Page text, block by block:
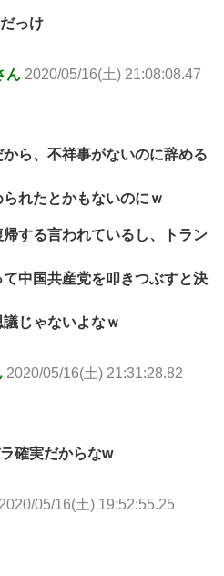
っけ
ん 2020/05/16(土) 21:08:08.47
ら、不祥事がないのに辞める
れたとかもないのにｗ
する言われているし、トラン
中国共産党を叩きつぶすと決
じゃないよなｗ
2020/05/16(土) 21:31:28.82
確実だからなw
2020/05/16(土) 19:52:55.25